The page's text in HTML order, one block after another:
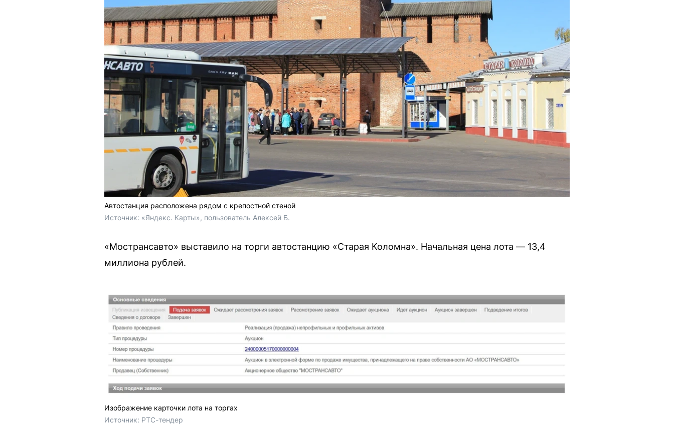
Автостанция расположена рядом с крепостной стеной
Источник: «Яндекс. Карты», пользователь Алексей Б.
«Мострансавто» выставило на торги автостанцию «Старая Коломна». Начальная цена лота — 13,4
миллиона рублей.
Изображение карточки лота на торгах
Источник: РТС-тендер